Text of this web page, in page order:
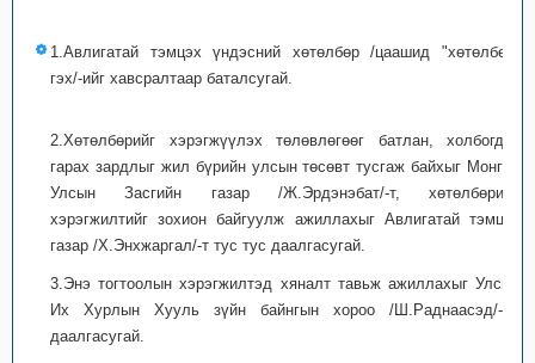
1.Авлигатай тэмцэх үндэсний хөтөлбөр /цаашид "хөтөлбөр"
гэх/-ийг хавсралтаар баталсугай.
2.Хөтөлбөрийг хэрэгжүүлэх төлөвлөгөөг батлан, холбогдон
гарах зардлыг жил бүрийн улсын төсөвт тусгаж байхыг Монгол
Улсын Засгийн газар /Ж.Эрдэнэбат/-т, хөтөлбөрийн
хэрэгжилтийг зохион байгуулж ажиллахыг Авлигатай тэмцэх
газар /Х.Энхжаргал/-т тус тус даалгасугай.
3.Энэ тогтоолын хэрэгжилтэд хяналт тавьж ажиллахыг Улсын
Их Хурлын Хууль зүйн байнгын хороо /Ш.Раднаасэд/-нд
даалгасугай.